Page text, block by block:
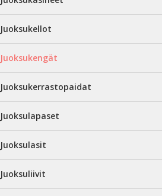
Juoksukellot
Juoksukengät
Juoksukerrastopaidat
Juoksulapaset
Juoksulasit
Juoksuliivit